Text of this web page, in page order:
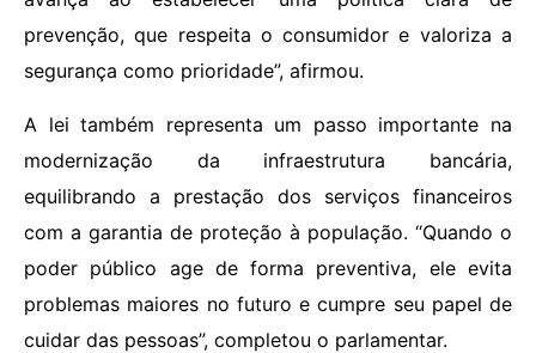
prevenção, que respeita o consumidor e valoriza a
segurança como prioridade”, afirmou.
A lei também representa um passo importante na
modernização da infraestrutura bancária,
equilibrando a prestação dos serviços financeiros
com a garantia de proteção à população. “Quando o
poder público age de forma preventiva, ele evita
problemas maiores no futuro e cumpre seu papel de
cuidar das pessoas”, completou o parlamentar.